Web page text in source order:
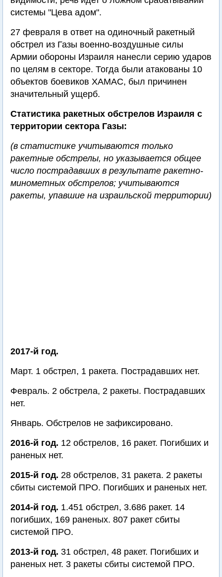
системы "Цева адом".
27 февраля в ответ на одиночный ракетный
обстрел из Газы военно-воздушные силы
Армии обороны Израиля нанесли серию ударов
по целям в секторе. Тогда были атакованы 10
объектов боевиков ХАМАС, был причинен
значительный ущерб.
Статистика ракетных обстрелов Израиля с
территории сектора Газы:
(в статистике учитываются только
ракетные обстрелы, но указывается общее
число пострадавших в результате ракетно-
минометных обстрелов; учитываются
ракеты, упавшие на израильской территории)
2017-й год.
Март. 1 обстрел, 1 ракета. Пострадавших нет.
Февраль. 2 обстрела, 2 ракеты. Пострадавших
нет.
Январь. Обстрелов не зафиксировано.
2016-й год. 12 обстрелов, 16 ракет. Погибших и
раненых нет.
2015-й год. 28 обстрелов, 31 ракета. 2 ракеты
сбиты системой ПРО. Погибших и раненых нет.
2014-й год. 1.451 обстрел, 3.686 ракет. 14
погибших, 169 раненых. 807 ракет сбиты
системой ПРО.
2013-й год. 31 обстрел, 48 ракет. Погибших и
раненых нет. 3 ракеты сбиты системой ПРО.